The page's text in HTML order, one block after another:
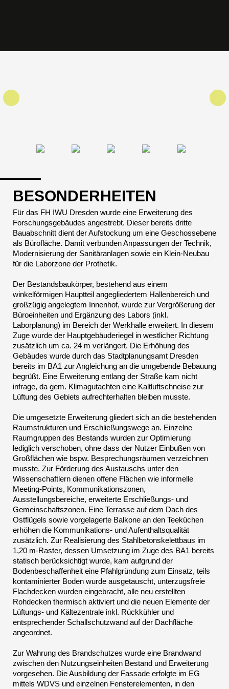
BESONDERHEITEN
Für das FH IWU Dresden wurde eine Erweiterung des
Forschungsgebäudes angestrebt. Dieser bereits dritte
Bauabschnitt dient der Aufstockung um eine Geschossebene
als Bürofläche. Damit verbunden Anpassungen der Technik,
Modernisierung der Sanitäranlagen sowie ein Klein-Neubau
für die Laborzone der Prothetik.
Der Bestandsbaukörper, bestehend aus einem
winkelförmigen Hauptteil angegliedertem Hallenbereich und
großzügig angelegtem Innenhof, wurde zur Vergrößerung der
Büroeinheiten und Ergänzung des Labors (inkl.
Laborplanung) im Bereich der Werkhalle erweitert. In diesem
Zuge wurde der Hauptgebäuderiegel in westlicher Richtung
zusätzlich um ca. 24 m verlängert. Die Erhöhung des
Gebäudes wurde durch das Stadtplanungsamt Dresden
bereits im BA1 zur Angleichung an die umgebende Bebauung
begrüßt. Eine Erweiterung entlang der Straße kam nicht
infrage, da gem. Klimagutachten eine Kaltluftschneise zur
Lüftung des Gebiets aufrechterhalten bleiben musste.
Die umgesetzte Erweiterung gliedert sich an die bestehenden
Raumstrukturen und Erschließungswege an. Einzelne
Raumgruppen des Bestands wurden zur Optimierung
lediglich verschoben, ohne dass der Nutzer Einbußen von
Großflächen wie bspw. Besprechungsräumen verzeichnen
musste. Zur Förderung des Austauschs unter den
Wissenschaftlern dienen offene Flächen wie informelle
Meeting-Points, Kommunikationszonen,
Ausstellungsbereiche, erweiterte Erschließungs- und
Gemeinschaftszonen. Eine Terrasse auf dem Dach des
Ostflügels sowie vorgelagerte Balkone an den Teeküchen
erhöhen die Kommunikations- und Aufenthaltsqualität
zusätzlich. Zur Realisierung des Stahlbetonskelettbaus im
1,20 m-Raster, dessen Umsetzung im Zuge des BA1 bereits
statisch berücksichtigt wurde, kam aufgrund der
Bodenbeschaffenheit eine Pfahlgründung zum Einsatz, teils
kontaminierter Boden wurde ausgetauscht, unterzugsfreie
Flachdecken wurden eingebracht, alle neu erstellten
Rohdecken thermisch aktiviert und die neuen Elemente der
Lüftungs- und Kältezentrale inkl. Rückkühler und
entsprechender Schallschutzwand auf der Dachfläche
angeordnet.
Zur Wahrung des Brandschutzes wurde eine Brandwand
zwischen den Nutzungseinheiten Bestand und Erweiterung
vorgesehen. Die Ausbildung der Fassade erfolgte im EG
mittels WDVS und einzelnen Fensterelementen, in den